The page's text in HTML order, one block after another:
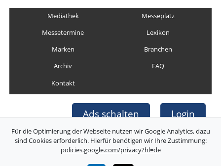
Mediathek
Messeplatz
Messetermine
Lexikon
Marken
Branchen
Archiv
FAQ
Kontakt
Ads schalten Login
Copyright © Deutsche Messefilm & Medien GmbH
Folgen Sie uns:
Für die Optimierung der Webseite nutzen wir Google Analytics, dazu
sind Cookies erforderlich. Hierfür benötigen wir Ihre Zustimmung:
policies.google.com/privacy?hl=de